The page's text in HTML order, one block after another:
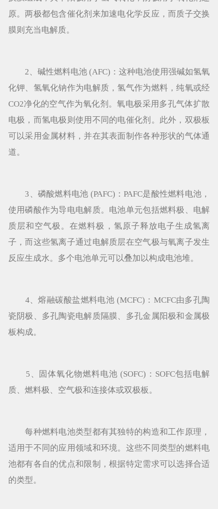
原。两极都包含催化剂来加速电化学反应，而质子交换
膜则充当电解质。
2、碱性燃料电池 (AFC)：这种电池使用强碱如氢氧
化钾、氢氧化钠作为电解质，氢气作为燃料，纯氧或经
CO2净化的空气作为氧化剂。氧电极采用多孔气体扩散
电极，而氢电极则使用不同的电催化剂。此外，双极板
可以采用金属材料，并在其表面制作各种形状的气体通
道。
3、磷酸燃料电池 (PAFC)：PAFC是酸性燃料电池，
使用磷酸作为导电电解质。电池单元包括燃料极、电解
质层和空气极。在燃料极，氢原子释放电子生成氢离
子，而这些氢离子通过电解质层在空气极与氧离子发生
反应生成水。多个电池单元可以叠加以构成电池堆。
4、熔融碳酸盐燃料电池 (MCFC)：MCFC由多孔陶
瓷阴极、多孔陶瓷电解质隔膜、多孔金属阳极和金属极
板构成。
5、固体氧化物燃料电池 (SOFC)：SOFC包括电解
质、燃料极、空气极和连接体或双极板。
每种燃料电池类型都有其独特的构造和工作原理，
适用于不同的应用领域和环境。这些不同类型的燃料电
池都有各自的优点和限制，根据特定需求可以选择合适
的类型。